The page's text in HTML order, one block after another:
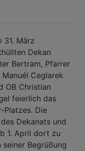
31. März
Dekan
Bertram, Pfarrer
Manuél Ceglarek
OB Christian
feierlich das
Platzes. Die
Dekanats und
1. April dort zu
Begrüßung